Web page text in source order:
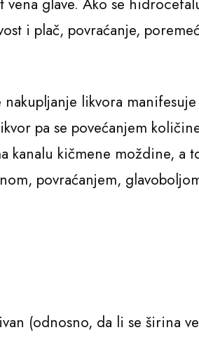
i plač, povraćanje,
likvora
pa se povećanjem
kanalu kičmene moždine, a
povraćanjem,
(odnosno, da li se širina